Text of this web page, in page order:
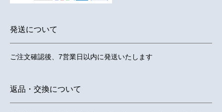
発送について
ご注文確認後、7営業日以内に発送いたします
返品・交換について